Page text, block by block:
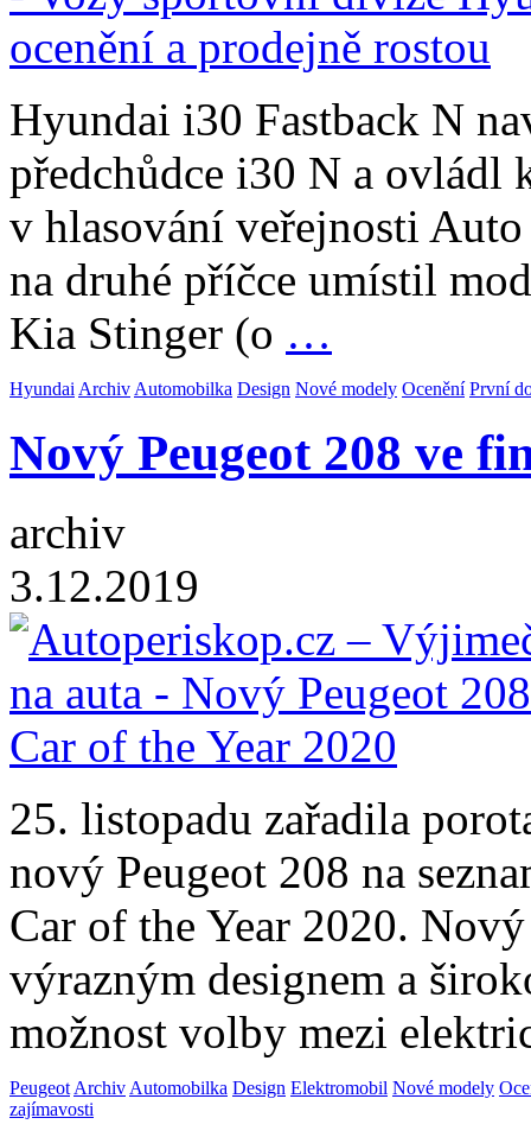
Hyundai i30 Fastback N
předchůdce i30 N a ovládl
v hlasování veřejnosti
na druhé příčce umístil
Kia Stinger (o …
Hyundai Archiv Automobilka Design Nové modely Ocenění První
Nový Peugeot 208 ve
archiv
3.12.2019
25. listopadu zařadila
nový Peugeot 208 na
Car of the Year 2020.
výrazným designem a
možnost volby mezi
Peugeot Archiv Automobilka Design Elektromobil Nové modely
zajímavosti